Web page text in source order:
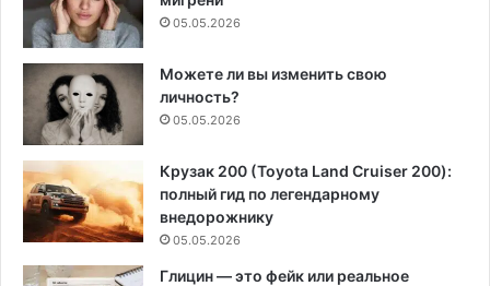
05.05.2026
Можете ли вы изменить свою
личность?
05.05.2026
Крузак 200 (Toyota Land Cruiser 200):
полный гид по легендарному
внедорожнику
05.05.2026
Глицин — это фейк или реальное